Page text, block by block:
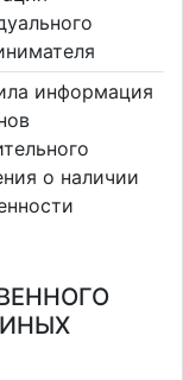
информация
о наличии